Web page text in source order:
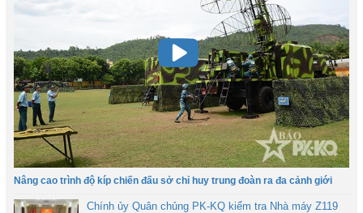
Nâng cao trình độ kíp chiến đấu sở chỉ huy trung đoàn ra đa cảnh giới
Chính ủy Quân chủng PK-KQ kiểm tra Nhà máy Z119